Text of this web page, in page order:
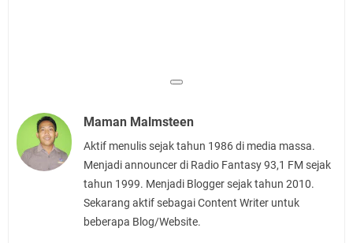
Maman Malmsteen
Aktif menulis sejak tahun 1986 di media massa.
Menjadi announcer di Radio Fantasy 93,1 FM sejak
tahun 1999. Menjadi Blogger sejak tahun 2010.
Sekarang aktif sebagai Content Writer untuk
beberapa Blog/Website.